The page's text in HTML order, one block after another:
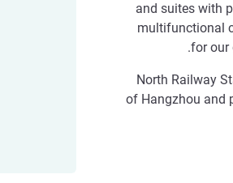
and suites with
multifunctional
for our
North Railway
of Hangzhou and